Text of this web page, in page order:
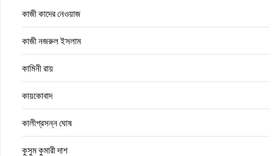
কাজী কাদের নেওয়াজ
কাজী নজরুল ইসলাম
কামিনী রায়
কায়কোবাদ
কালীপ্রসন্ন ঘোষ
কুসুম কুমারী দাশ